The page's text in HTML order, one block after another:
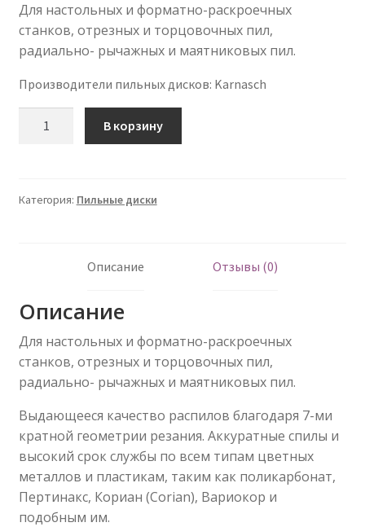
Для настольных и форматно-раскроечных
станков, отрезных и торцовочных пил,
радиально- рычажных и маятниковых пил.
Производители пильных дисков: Karnasch
В корзину
Категория: Пильные диски
Описание Отзывы (0)
Описание
Для настольных и форматно-раскроечных
станков, отрезных и торцовочных пил,
радиально- рычажных и маятниковых пил.
Выдающееся качество распилов благодаря 7-ми
кратной геометрии резания. Аккуратные спилы и
высокий срок службы по всем типам цветных
металлов и пластикам, таким как поликарбонат,
Пертинакс, Кориан (Corian), Вариокор и
подобным им.